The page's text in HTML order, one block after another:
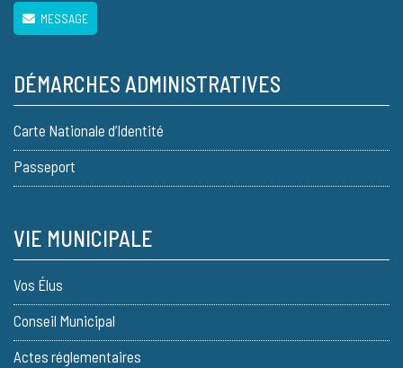
MESSAGE
DÉMARCHES ADMINISTRATIVES
Carte Nationale d’Identité
Passeport
VIE MUNICIPALE
Vos Élus
Conseil Municipal
Actes réglementaires